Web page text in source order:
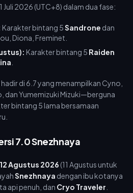
Juli 2026 (UTC+8) dalam dua fase:
Karakter bintang 5Sandrone dan
Diona, Freminet.
Karakter bintang 5 Raiden
di 6.7 yang menampilkan Cyno,
dan Yumemizuki Mizuki—berguna
bintang 5 lama bersamaan
7.0 Snezhnaya
12 Agustus 2026 (11 Agustus untuk
Snezhnaya dengan ibu kotanya
api penuh, dan Cryo Traveler